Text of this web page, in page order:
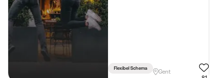
Flexibel Schema
Gent